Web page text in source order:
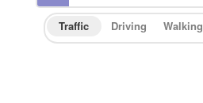
Traffic Driving Walking